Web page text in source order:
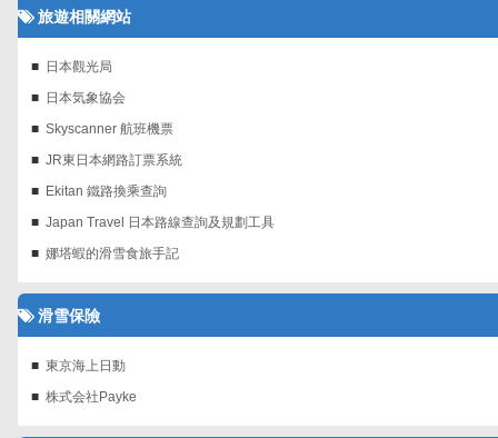
旅遊相關網站
日本觀光局
日本気象協会
Skyscanner 航班機票‎
JR東日本網路訂票系統
Ekitan 鐵路換乘查詢
Japan Travel 日本路線查詢及規劃工具
娜塔蝦的滑雪食旅手記
滑雪保險
東京海上日動
株式会社Payke